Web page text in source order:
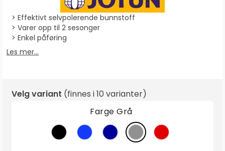
Effektivt selvpolerende bunnstoff
Varer opp til 2 sesonger
Enkel påføring
Les mer...
Velg variant (finnes i10 varianter)
Farge Grå